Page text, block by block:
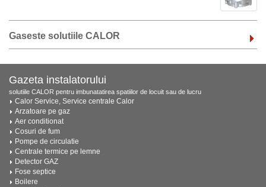
Gaseste solutiile CALOR
Gazeta instalatorului
solutiile CALOR pentru imbunatatirea spatiilor de locuit sau de lucru
Calor Service, Service centrale Calor
Arzatoare pe gaz
Aer conditionat
Cosuri de fum
Pompe de circulatie
Centrale termice pe lemne
Detector GAZ
Fose septice
Boilere